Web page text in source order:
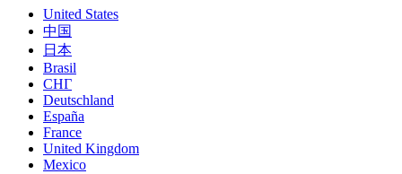
United States
中国
日本
Brasil
СНГ
Deutschland
España
France
United Kingdom
Mexico